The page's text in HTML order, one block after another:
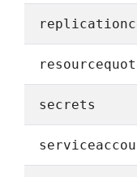
secrets